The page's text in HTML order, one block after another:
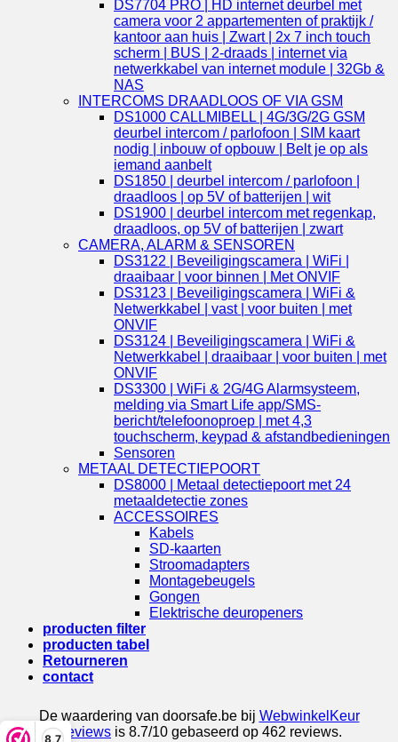
8,7
DS7704 PRO | HD internet deurbel met
camera voor 2 appartementen of praktijk /
kantoor aan huis | Zwart | 2x 7 inch touch
scherm | BUS | 2-draads | internet via
netwerkkabel van internet module | 32Gb &
NAS
INTERCOMS DRAADLOOS OF VIA GSM
DS1000 CALLMIBELL | 4G/3G/2G GSM
deurbel intercom / parlofoon | SIM kaart
nodig | inbouw of opbouw | Belt je op als
iemand aanbelt
DS1850 | deurbel intercom / parlofoon |
draadloos | op 5V of batterijen | wit
DS1900 | deurbel intercom met regenkap,
draadloos, op 5V of batterijen | zwart
CAMERA, ALARM & SENSOREN
DS3122 | Beveiligingscamera | WiFi |
draaibaar | voor binnen | Met ONVIF
DS3123 | Beveiligingscamera | WiFi &
Netwerkkabel | vast | voor buiten | met
ONVIF
DS3124 | Beveiligingscamera | WiFi &
Netwerkkabel | draaibaar | voor buiten | met
ONVIF
DS3300 | WiFi & 2G/4G Alarmsysteem,
melding via Smart Life app/SMS-
bericht/telefoonoproep | met 4,3
touchscherm, keypad & afstandbedieningen
Sensoren
METAAL DETECTIEPOORT
DS8000 | Metaal detectiepoort met 24
metaaldetectie zones
ACCESSOIRES
Kabels
SD-kaarten
Stroomadapters
Montagebeugels
Gongen
Elektrische deuropeners
producten filter
producten tabel
Retourneren
contact
De waardering van doorsafe.be bij WebwinkelKeur
Reviews is 8.7/10 gebaseerd op 462 reviews.